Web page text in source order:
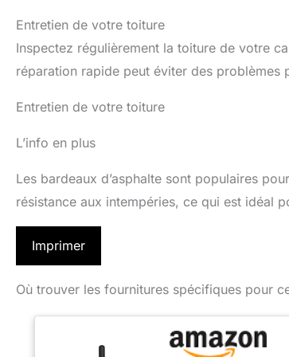
Entretien de votre toiture
Inspectez régulièrement la toiture de votre
réparation rapide peut éviter des problèmes
Entretien de votre toiture
L’info en plus
Les bardeaux d’asphalte sont populaires
résistance aux intempéries, ce qui est idéal
Imprimer
Où trouver les fournitures spécifiques pour